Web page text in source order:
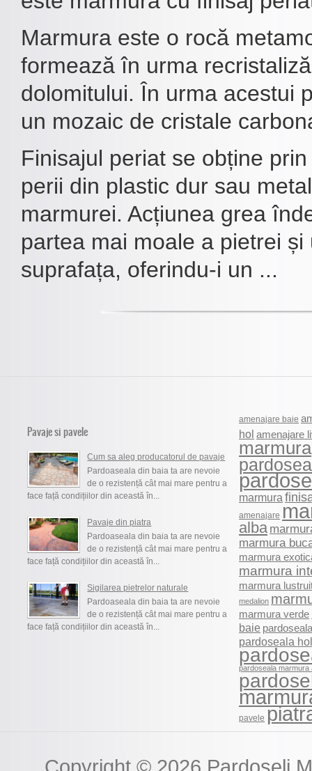
Marmura este o rocă
formează în urma
dolomitului. În urma acestui
un mozaic de cristale
Finisajul periat se obține
perii din plastic dur sau
marmurei. Acțiunea grea
partea mai moale a pietrei și
suprafața, oferindu-i un ...
Pavaje si pavele
Cum sa aleg producatorul de pavaje
Pardoaseala din baia ta are nevoie
de o rezistență cât mai mare pentru a
face față condițiilor din această în...
Pavaje din piatra
Pardoaseala din baia ta are nevoie
de o rezistență cât mai mare pentru a
face față condițiilor din această în...
Sigilarea pietrelor naturale
Pardoaseala din baia ta are nevoie
de o rezistență cât mai mare pentru a
face față condițiilor din această în...
amenajare baie
hol amenajare
marmura
marmura
amenajare
alba
marmura
marmura
marmura
marmura
medalion
marmura verde
baie
pardoseala
pardoseala marmura
pavele